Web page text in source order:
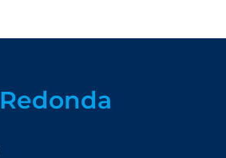
Redonda